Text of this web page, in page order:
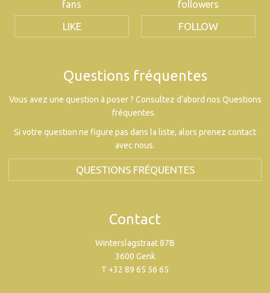
fans
LIKE
followers
FOLLOW
Questions fréquentes
Vous avez une question à poser ? Consultez d’abord nos Questions
fréquentes.
Si votre question ne figure pas dans la liste, alors prenez contact
avec nous.
QUESTIONS FRÉQUENTES
Contact
Winterslagstraat 87B
3600 Genk
T +32 89 65 56 65